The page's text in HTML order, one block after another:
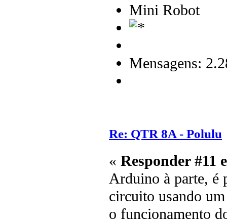
Mini Robot
Mensagens:
Re: QTR 8A - Polulu
« Responder #11
Arduino à parte, é
circuito usando
o funcionamento